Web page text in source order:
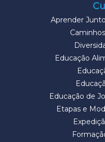
Aprender
Educação
Educação de
Etapas e